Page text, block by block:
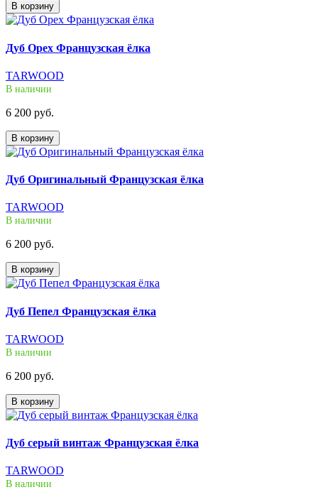
В корзину
Дуб Орех Французская ёлка
TARWOOD
В наличии
6 200 руб.
В корзину
Дуб Оригинальный Французская ёлка
TARWOOD
В наличии
6 200 руб.
В корзину
Дуб Пепел Французская ёлка
TARWOOD
В наличии
6 200 руб.
В корзину
Дуб серый винтаж Французская ёлка
TARWOOD
В наличии